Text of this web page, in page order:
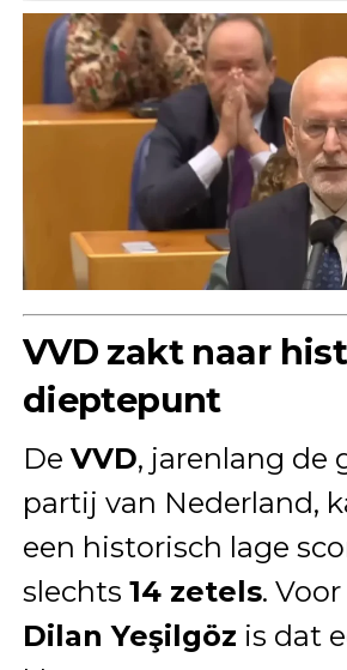
VVD zakt naar
dieptepunt
De VVD, jarenlang de
partij van Nederland,
een historisch lage
slechts 14 zetels.
Dilan Yeşilgöz is dat